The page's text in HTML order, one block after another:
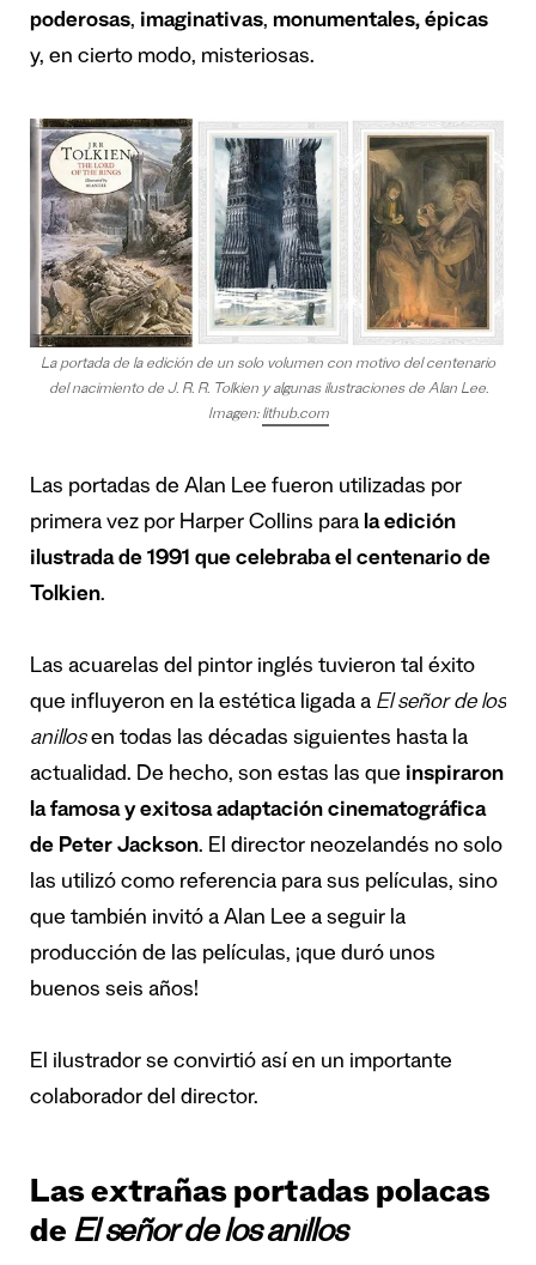
poderosas, imaginativas, monumentales, épicas
y, en cierto modo, misteriosas.
La portada de la edición de un solo volumen con motivo del centenario
del nacimiento de J. R. R. Tolkien y algunas ilustraciones de Alan Lee.
Imagen: lithub.com
Las portadas de Alan Lee fueron utilizadas por
primera vez por Harper Collins para la edición
ilustrada de 1991 que celebraba el centenario de
Tolkien.
Las acuarelas del pintor inglés tuvieron tal éxito
que influyeron en la estética ligada a El señor de los
anillosen todas las décadas siguientes hasta la
actualidad. De hecho, son estas las que inspiraron
la famosa y exitosa adaptación cinematográfica
de Peter Jackson. El director neozelandés no solo
las utilizó como referencia para sus películas, sino
que también invitó a Alan Lee a seguir la
producción de las películas, ¡que duró unos
buenos seis años!
El ilustrador se convirtió así en un importante
colaborador del director.
Las extrañas portadas polacas
de El señor de los anillos